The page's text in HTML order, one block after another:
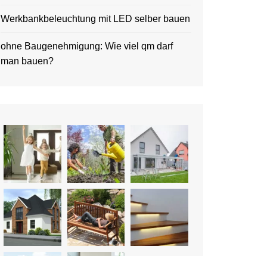
Werkbankbeleuchtung mit LED selber bauen
ohne Baugenehmigung: Wie viel qm darf
man bauen?